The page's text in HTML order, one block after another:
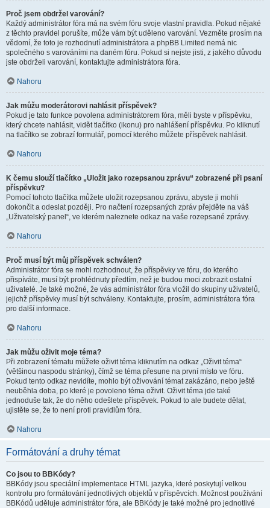
Proč jsem obdržel varování?
Každý administrátor fóra má na svém fóru svoje vlastní pravidla. Pokud nějaké
z těchto pravidel porušíte, může vám být uděleno varování. Vezměte prosím na
vědomí, že toto je rozhodnutí administrátora a phpBB Limited nemá nic
společného s varováními na daném fóru. Pokud si nejste jisti, z jakého důvodu
jste obdrželi varování, kontaktujte administrátora fóra.
Nahoru
Jak můžu moderátorovi nahlásit příspěvek?
Pokud je tato funkce povolena administrátorem fóra, měli byste v příspěvku,
který chcete nahlásit, vidět tlačítko (ikonu) pro nahlášení příspěvku. Po kliknutí
na tlačítko se zobrazí formulář, pomocí kterého můžete příspěvek nahlásit.
Nahoru
K čemu slouží tlačítko „Uložit jako rozepsanou zprávu“ zobrazené při psaní
příspěvku?
Pomocí tohoto tlačítka můžete uložit rozepsanou zprávu, abyste ji mohli
dokončit a odeslat později. Pro načtení rozepsaných zpráv přejděte na váš
„Uživatelský panel“, ve kterém naleznete odkaz na vaše rozepsané zprávy.
Nahoru
Proč musí být můj příspěvek schválen?
Administrátor fóra se mohl rozhodnout, že příspěvky ve fóru, do kterého
přispíváte, musí být prohlédnuty předtím, než je budou moci zobrazit ostatní
uživatelé. Je také možné, že vás administrátor fóra vložil do skupiny uživatelů,
jejichž příspěvky musí být schváleny. Kontaktujte, prosím, administrátora fóra
pro další informace.
Nahoru
Jak můžu oživit moje téma?
Při zobrazení tématu můžete oživit téma kliknutím na odkaz „Oživit téma“
(většinou naspodu stránky), čímž se téma přesune na první místo ve fóru.
Pokud tento odkaz nevidíte, mohlo být oživování témat zakázáno, nebo ještě
neuběhla doba, po které je povoleno téma oživit. Oživit téma jde také
jednoduše tak, že do něho odešlete příspěvek. Pokud to ale budete dělat,
ujistěte se, že to není proti pravidlům fóra.
Nahoru
Formátování a druhy témat
Co jsou to BBKódy?
BBKódy jsou speciální implementace HTML jazyka, které poskytují velkou
kontrolu pro formátování jednotlivých objektů v příspěvcích. Možnost používání
BBKódů uděluje administrátor fóra, ale BBKódy je také možné pro jednotlivé